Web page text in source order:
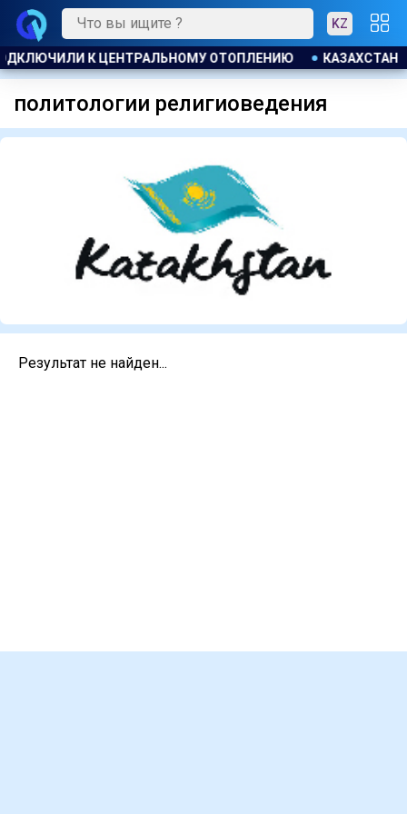
KZ
К ЦЕНТРАЛЬНОМУ ОТОПЛЕНИЮ
политологии религиоведения
Результат не найден...